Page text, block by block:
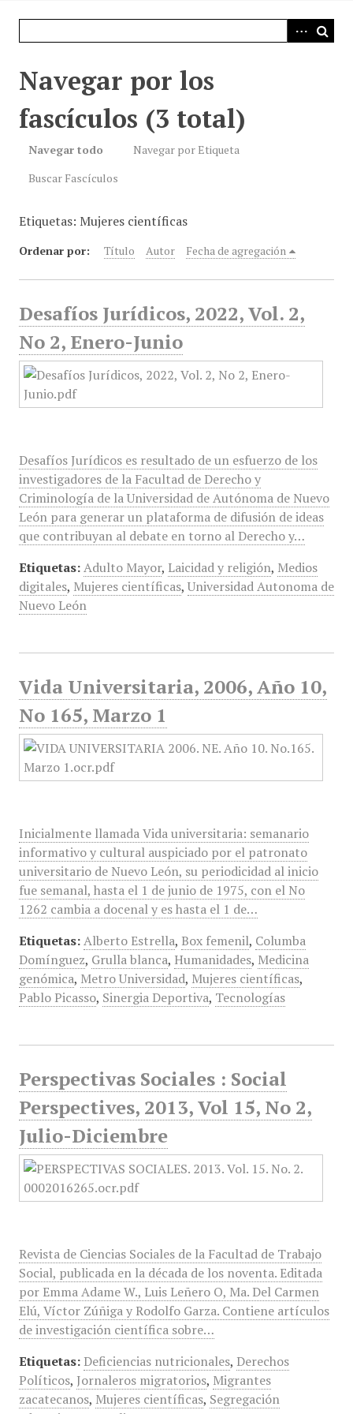
Navegar por los
fascículos (3 total)
Navegar todo
Navegar por Etiqueta
Buscar Fascículos
Etiquetas: Mujeres científicas
Ordenar por: Título Autor Fecha de agregación
Desafíos Jurídicos, 2022, Vol. 2,
No 2, Enero-Junio
Desafíos Jurídicos es resultado de un esfuerzo de los
investigadores de la Facultad de Derecho y
Criminología de la Universidad de Autónoma de Nuevo
León para generar un plataforma de difusión de ideas
que contribuyan al debate en torno al Derecho y…
Etiquetas: Adulto Mayor, Laicidad y religión, Medios
digitales, Mujeres científicas, Universidad Autonoma de
Nuevo León
Vida Universitaria, 2006, Año 10,
No 165, Marzo 1
Inicialmente llamada Vida universitaria: semanario
informativo y cultural auspiciado por el patronato
universitario de Nuevo León, su periodicidad al inicio
fue semanal, hasta el 1 de junio de 1975, con el No
1262 cambia a docenal y es hasta el 1 de…
Etiquetas: Alberto Estrella, Box femenil, Columba
Domínguez, Grulla blanca, Humanidades, Medicina
genómica, Metro Universidad, Mujeres científicas,
Pablo Picasso, Sinergia Deportiva, Tecnologías
Perspectivas Sociales : Social
Perspectives, 2013, Vol 15, No 2,
Julio-Diciembre
Revista de Ciencias Sociales de la Facultad de Trabajo
Social, publicada en la década de los noventa. Editada
por Emma Adame W., Luis Leñero O, Ma. Del Carmen
Elú, Víctor Zúñiga y Rodolfo Garza. Contiene artículos
de investigación científica sobre…
Etiquetas: Deficiencias nutricionales, Derechos
Políticos, Jornaleros migratorios, Migrantes
zacatecanos, Mujeres científicas, Segregación